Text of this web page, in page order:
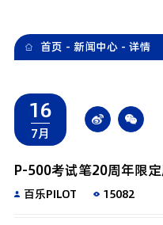
首页 - 新闻中心- 详情
16
7月
P-500考试笔20周年限定
百乐PILOT 15082